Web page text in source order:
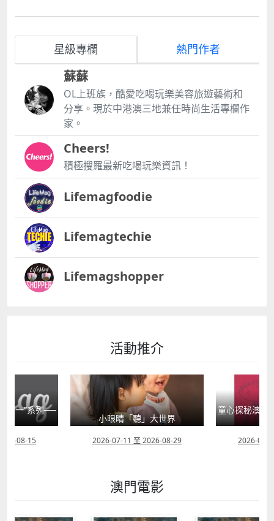
星級專欄 熱門作者
蘇蘇
OL上班族，酷愛吃喝玩樂美容旅遊藝術和
分享。現於中港澳三地兼任時尚生活專欄作
家。
Cheers!
積極搜羅最新吃喝玩樂資訊！
Lifemagfoodie
Lifemagtechie
Lifemagshopper
活動推介
大世界
08-29
童心探秘澳門的“中國第一”系列──
西式大學
2026-07-11 至 2026-08-08
嬰幼兒親子閱
2026-07-
澳門電影